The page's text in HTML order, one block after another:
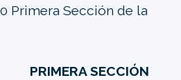
Primera Sección de la
PRIMERA SECCIÓN